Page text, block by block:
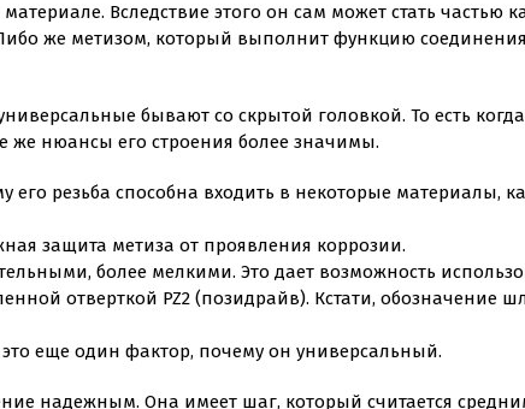
Вследствие этого он сам может стать частью
же метизом, который выполнит функцию
бывают со скрытой головкой. То есть
же нюансы его строения более значимы.
резьба способна входить в некоторые материалы,
защита метиза от проявления коррозии.
более мелкими. Это дает возможность
отверткой PZ2 (позидрайв). Кстати, обозначение
еще один фактор, почему он универсальный.
надежным. Она имеет шаг, который считается